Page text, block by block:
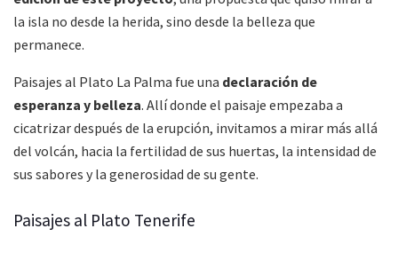
la isla no desde la herida, sino desde la belleza que
permanece.
Paisajes al Plato La Palma fue una declaración de
esperanza y belleza. Allí donde el paisaje empezaba a
cicatrizar después de la erupción, invitamos a mirar más allá
del volcán, hacia la fertilidad de sus huertas, la intensidad de
sus sabores y la generosidad de su gente.
Paisajes al Plato Tenerife